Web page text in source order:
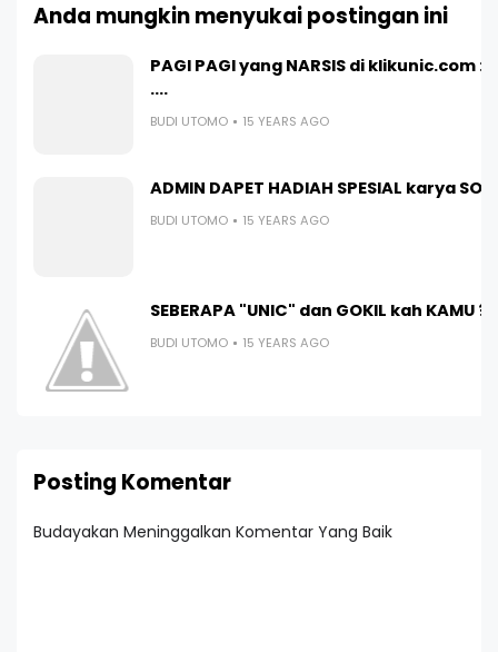
Anda mungkin menyukai postingan ini
PAGI PAGI yang NARSIS di klikunic.com : I
....
BUDI UTOMO 15 YEARS AGO
ADMIN DAPET HADIAH SPESIAL karya
BUDI UTOMO 15 YEARS AGO
SEBERAPA "UNIC" dan GOKIL kah KAMU
BUDI UTOMO 15 YEARS AGO
Posting Komentar
Budayakan Meninggalkan Komentar Yang Baik